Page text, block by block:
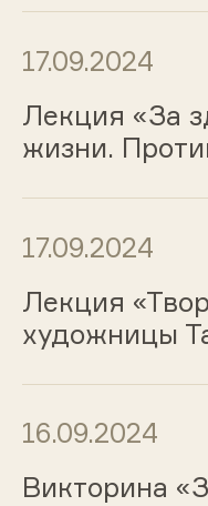
17.09.2024
Лекция «За
жизни.
17.09.2024
Лекция
художницы
16.09.2024
Викторина